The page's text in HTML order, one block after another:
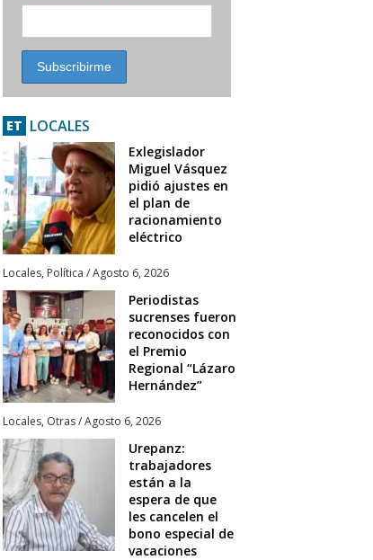
ET LOCALES
Exlegislador
Miguel Vásquez
pidió ajustes en
el plan de
racionamiento
eléctrico
Locales, Política /Agosto 6, 2026
Periodistas
sucrenses fueron
reconocidos con
el Premio
Regional “Lázaro
Hernández”
Locales, Otras/Agosto 6, 2026
Urepanz:
trabajadores
están a la
espera de que
les cancelen el
bono especial de
vacaciones